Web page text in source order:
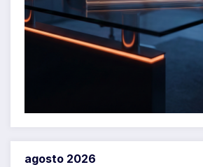
agosto 2026